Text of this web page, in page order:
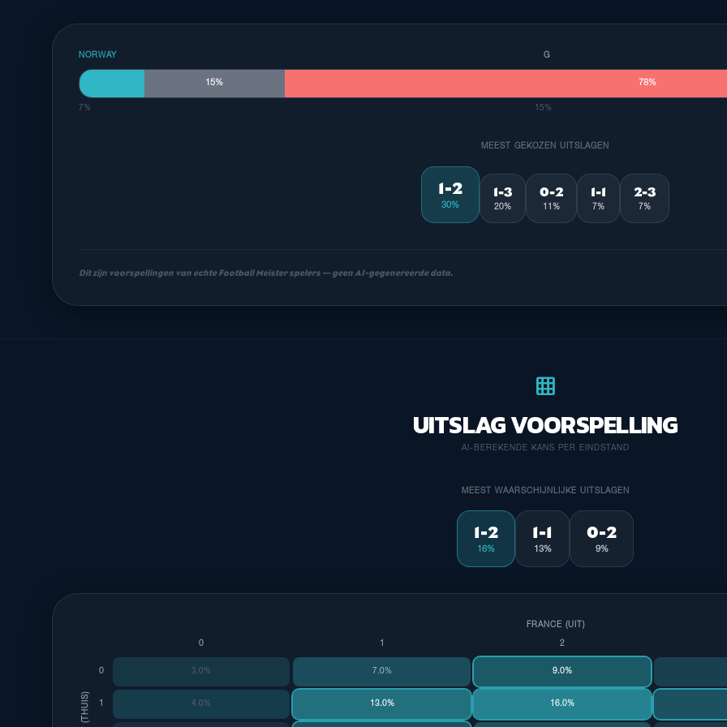
NORWAY G
15% 78%
7% 15%
MEEST GEKOZEN UITSLAGEN
1-2
30%
1-3
20%
0-2
11%
1-1
7%
2-3
7%
Dit zijn voorspellingen van echte Football Meister spelers — geen AI-gegenereerde data.
grid_on
UITSLAG VOORSPELLING
AI-BEREKENDE KANS PER EINDSTAND
MEEST WAARSCHIJNLIJKE UITSLAGEN
1-2
16%
1-1
13%
0-2
9%
FRANCE (UIT)
0 1 2
0 3.0% 7.0% 9.0%
4.0% 13.0% 16.0%